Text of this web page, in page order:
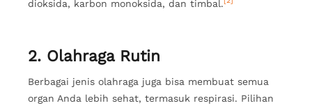
dioksida, karbon monoksida, dan timbal.
2. Olahraga Rutin
Berbagai jenis olahraga juga bisa membuat semua
organ Anda lebih sehat, termasuk respirasi. Pilihan